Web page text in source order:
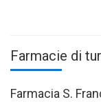
Farmacie di
Farmacia S.